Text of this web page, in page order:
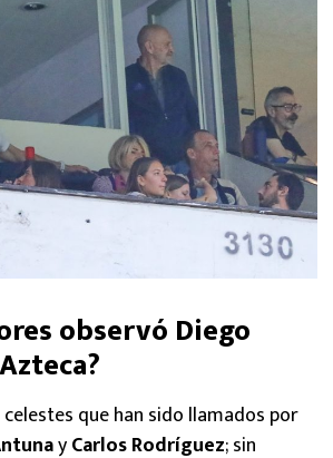
observó Diego
que han sido llamados por
yCarlos Rodríguez; sin